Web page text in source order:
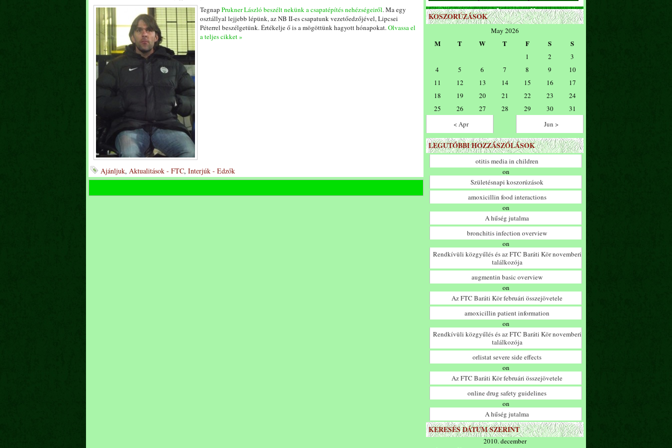
Tegnap Prukner László beszélt nekünk a csapatépítés nehézségeiről. Ma egy
osztállyal lejjebb lépünk, az NB II-es csapatunk vezetőedzőjével, Lipcsei
Péterrel beszélgetünk. Értékelje ő is a mögöttünk hagyott hónapokat.Olvassa el
a teljes cikket »
Ajánljuk, Aktualitások - FTC, Interjúk - Edzők
KOSZORÚZÁSOK
May 2026
M T W T F S S
1 2
3
4
5 6 7 8 9
10
11
12 13 14 15 16
17
18
19 20 21 22 23
24
25
26 27 28 29 30
31
< Apr
Jun >
LEGUTÓBBI HOZZÁSZÓLÁSOK
otitis media in children
on
Születésnapi koszorúzások
amoxicillin food interactions
on
A hűség jutalma
bronchitis infection overview
on
Rendkívüli közgyűlés és az FTC Baráti Kör novemberi
találkozója
augmentin basic overview
on
Az FTC Baráti Kör februári összejövetele
amoxicillin patient information
on
Rendkívüli közgyűlés és az FTC Baráti Kör novemberi
találkozója
orlistat severe side effects
on
Az FTC Baráti Kör februári összejövetele
online drug safety guidelines
on
A hűség jutalma
KERESÉS DÁTUM SZERINT
2010. december